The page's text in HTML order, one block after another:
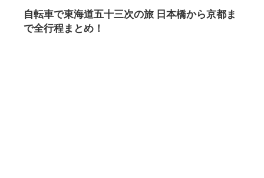
自転車で東海道五十三次の旅 日本橋から京都ま
で全行程まとめ！